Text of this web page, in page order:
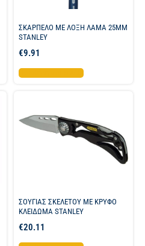
ΣΚΑΡΠΕΛΟ ΜΕ ΛΟΞΗ ΛΑΜΑ 25MM
STANLEY
€9.91
Προσθήκη στο καλάθι
ΣΟΥΓΙΑΣ ΣΚΕΛΕΤΟΥ ΜΕ ΚΡΥΦΟ
ΚΛΕΙΔΩΜΑ STANLEY
€20.11